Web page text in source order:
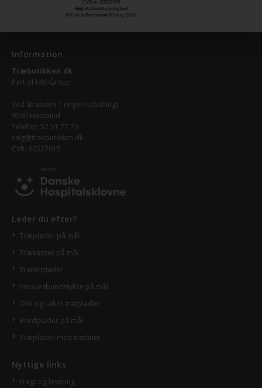
Information
Træbutikken.dk
Part of HM-Group
Ved Stranden 1 (ingen udstilling)
9560 Hadsund
Telefon: 52 51 77 79
salg@traebutikken.dk
CVR: 30527615
Leder du efter?
Træplader på mål
Trækasser på mål
Trailerplader
Vinduesbundstykke på mål
Olie og Lak til træplader
Bordplader på mål
Træplader med træfiner
Nyttige links
Fragt og levering